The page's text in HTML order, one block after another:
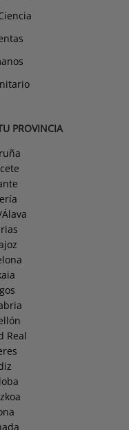
PROVINCIA
Real